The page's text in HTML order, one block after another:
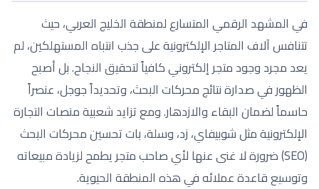
في المشهد الرقمي المتسارع لمنطقة الخليج العربي، حيث
تتنافس آلاف المتاجر الإلكترونية على جذب انتباه المستهلكين، لم
يعد مجرد وجود متجر إلكتروني كافياً لتحقيق النجاح. بل أصبح
الظهور في صدارة نتائج محركات البحث، وتحديداً جوجل، عنصراً
حاسماً لضمان البقاء والازدهار. ومع تزايد شعبية منصات التجارة
الإلكترونية مثل شوبيفاي، زد، وسلة، بات تحسين محركات البحث
(SEO) ضرورة لا غنى عنها لأي صاحب متجر يطمح لزيادة مبيعاته
وتوسيع قاعدة عملائه في هذه المنطقة الحيوية.